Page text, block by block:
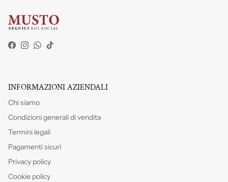
Facebook
Instagram
WhatsApp
TikTok
INFORMAZIONI AZIENDALI
Chi siamo
Condizioni generali di vendita
Termini legali
Pagamenti sicuri
Privacy policy
Cookie policy